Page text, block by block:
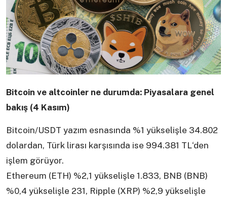
Bitcoin ve altcoinler ne durumda: Piyasalara genel
bakış (4 Kasım)
Bitcoin/USDT yazım esnasında %1 yükselişle 34.802
dolardan, Türk lirası karşısında ise 994.381 TL‘den
işlem görüyor.
Ethereum (ETH) %2,1 yükselişle 1.833, BNB (BNB)
%0,4 yükselişle 231, Ripple (XRP) %2,9 yükselişle